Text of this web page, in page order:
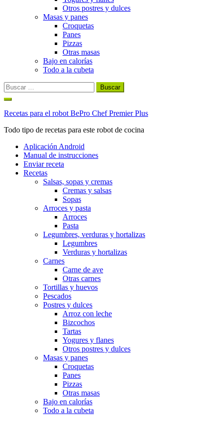
Otros postres y dulces
Masas y panes
Croquetas
Panes
Pizzas
Otras masas
Bajo en calorías
Todo a la cubeta
Buscar:
Ir
contenido
Recetas para el robot BePro Chef Premier Plus
Todo tipo de recetas para este robot de cocina
Aplicación Android
Manual de instrucciones
Enviar receta
Recetas
Salsas, sopas y cremas
Cremas y salsas
Sopas
Arroces y pasta
Arroces
Pasta
Legumbres, verduras y hortalizas
Legumbres
Verduras y hortalizas
Carnes
Carne de ave
Otras carnes
Tortillas y huevos
Pescados
Postres y dulces
Arroz con leche
Bizcochos
Tartas
Yogures y flanes
Otros postres y dulces
Masas y panes
Croquetas
Panes
Pizzas
Otras masas
Bajo en calorías
Todo a la cubeta